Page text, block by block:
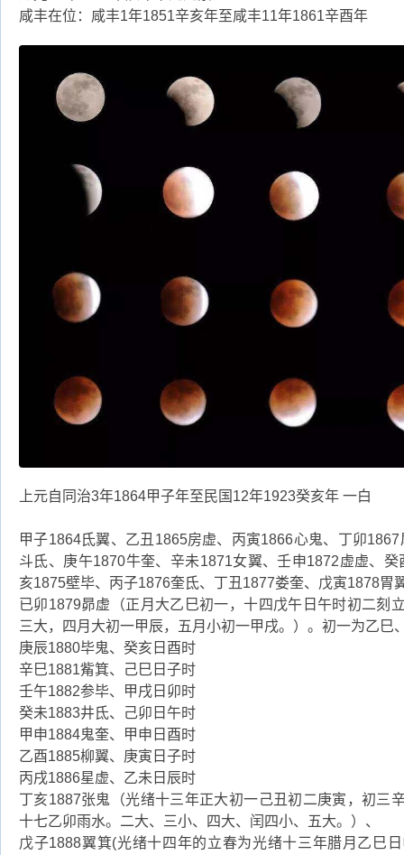
咸丰在位：咸丰1年1851辛亥年至咸丰11年1861辛酉年
上元自同治3年1864甲子年至民国12年1923癸亥年 一白
甲子1864氐翼、乙丑1865房虚、丙寅1866心鬼、丁卯
斗氐、庚午1870牛奎、辛未1871女翼、壬申1872虚虚、
亥1875壁毕、丙子1876奎氐、丁丑1877娄奎、戊寅1878胃
已卯1879昴虚（正月大乙巳初一，十四戊午日午时初二刻
三大，四月大初一甲辰，五月小初一甲戌。）。初一为乙巳
庚辰1880毕鬼、癸亥日酉时
辛巳1881觜箕、己巳日子时
壬午1882参毕、甲戌日卯时
癸未1883井氐、己卯日午时
甲申1884鬼奎、甲申日酉时
乙酉1885柳翼、庚寅日子时
丙戌1886星虚、乙未日辰时
丁亥1887张鬼（光绪十三年正大初一己丑初二庚寅，初三
十七乙卯雨水。二大、三小、四大、闰四小、五大。）、
戊子1888翼箕(光绪十四年的立春为光绪十三年腊月乙巳